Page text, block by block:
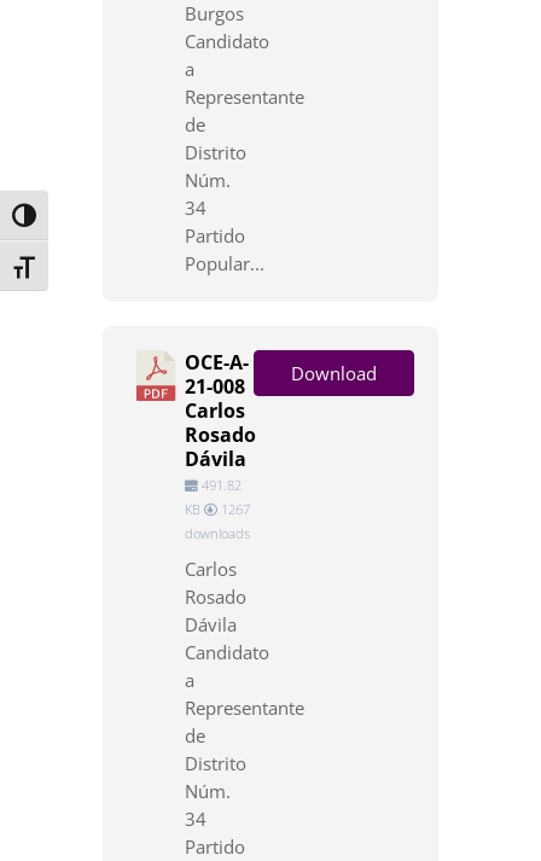
Toggle High Contrast
Toggle Font size
Burgos
Candidato
a
Representante
de
Distrito
Núm.
34
Partido
Popular...
OCE-A-
21-008
Carlos
Rosado
Dávila
491.82
KB
1267
downloads
Carlos
Rosado
Dávila
Candidato
a
Representante
de
Distrito
Núm.
34
Partido
Download